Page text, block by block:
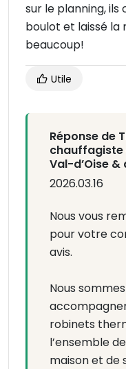
sur le planning, ils
boulot et laissé la
beaucoup!
Utile
Réponse de
chauffagiste
Val-d’Oise
2026.03.16
Nous vous
pour votre
avis.
Nous
robinets
l’ensemble
maison et de